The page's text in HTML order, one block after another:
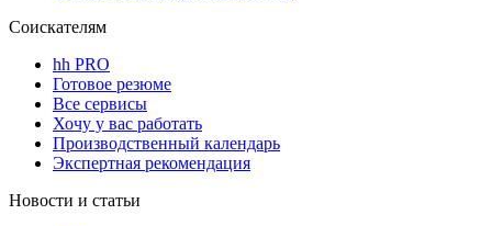
Соискателям
hh PRO
Готовое резюме
Все сервисы
Хочу у вас работать
Производственный календарь
Экспертная рекомендация
Новости и статьи